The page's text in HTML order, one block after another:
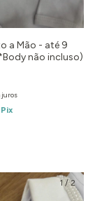
a Mão - até 9
não incluso)
juros
Pix
1 /2